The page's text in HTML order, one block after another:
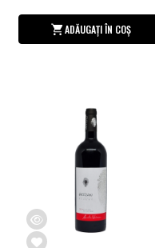
ADĂUGAȚI ÎN COȘ